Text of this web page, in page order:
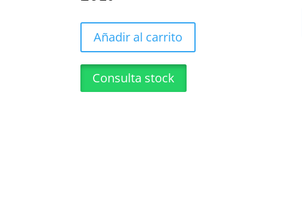
Añadir al carrito
Consulta stock